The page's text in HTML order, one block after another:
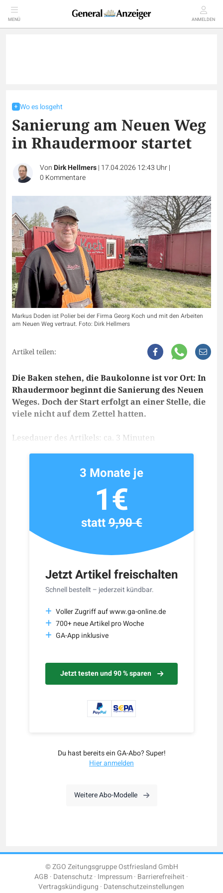
MENÜ ANMELDEN
Wo es losgeht
Sanierung am Neuen Weg
in Rhaudermoor startet
VonDirk Hellmers| 17.04.2026 12:43 Uhr|
0 Kommentare
Markus Doden ist Polier bei der Firma Georg Koch und mit den Arbeiten
am Neuen Weg vertraut. Foto: Dirk Hellmers
Artikel teilen:
Die Baken stehen, die Baukolonne ist vor Ort: In
Rhaudermoor beginnt die Sanierung des Neuen
Weges. Doch der Start erfolgt an einer Stelle, die
viele nicht auf dem Zettel hatten.
Lesedauer des Artikels: ca. 3 Minuten
Jetzt Artikel freischalten
Schnell bestellt – jederzeit kündbar.
Voller Zugriff auf www.ga-online.de
700+ neue Artikel pro Woche
GA-App inklusive
Jetzt testen und 90 % sparen
3 Monate je
1€
statt9,90 €
Du hast bereits ein GA-Abo? Super!
Hier anmelden
Weitere Abo-Modelle
© ZGO Zeitungsgruppe Ostfriesland GmbH
AGB Datenschutz Impressum Barrierefreiheit
Vertragskündigung Datenschutzeinstellungen